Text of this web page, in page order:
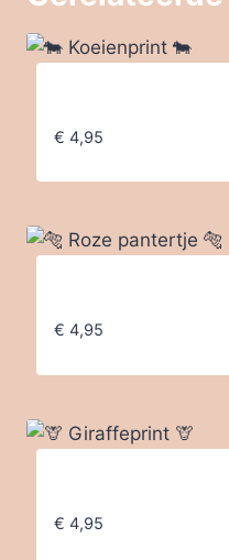
€ 4,95
€ 4,95
€ 4,95